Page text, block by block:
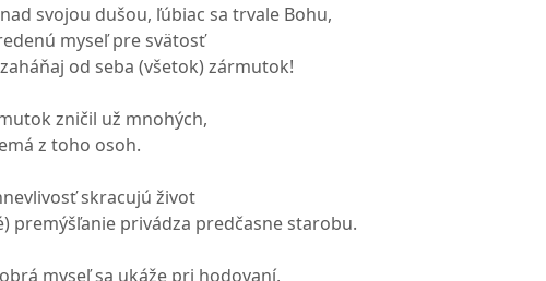
svojou dušou, ľúbiac sa trvale Bohu,
myseľ pre svätosť
od seba (všetok) zármutok!
zničil už mnohých,
z toho osoh.
skracujú život
premýšľanie privádza predčasne starobu.
myseľ sa ukáže pri hodovaní,